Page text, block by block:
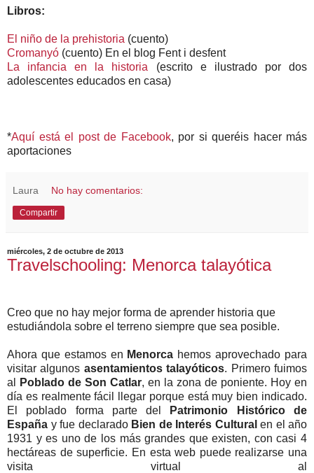
Libros:
El niño de la prehistoria (cuento)
Cromanyó (cuento) En el blog Fent i desfent
La infancia en la historia (escrito e ilustrado por dos
adolescentes educados en casa)
*Aquí está el post de Facebook, por si queréis hacer más
aportaciones
Laura No hay comentarios:
Compartir
miércoles, 2 de octubre de 2013
Travelschooling: Menorca talayótica
Creo que no hay mejor forma de aprender historia que
estudiándola sobre el terreno siempre que sea posible.
Ahora que estamos en Menorca hemos aprovechado para
visitar algunos asentamientos talayóticos. Primero fuimos
al
Poblado de Son Catlar, en la zona de poniente. Hoy en
día es realmente fácil llegar porque está muy bien indicado.
El poblado forma parte del
Patrimonio Histórico de
España y fue declarado Bien de Interés Cultural en el año
1931 y es uno de los más grandes que existen, con casi 4
hectáreas de superficie. En esta web puede realizarse una
visita virtual al